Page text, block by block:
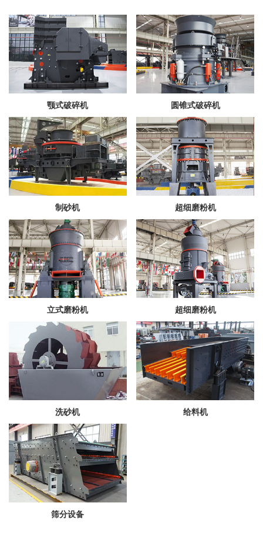
颚式破碎机 圆锥式破碎机
制砂机 超细磨粉机
立式磨粉机 超细磨粉机
洗砂机 给料机
筛分设备